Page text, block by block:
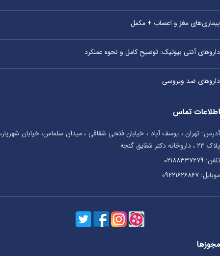
بیماری‌های مغز و اعصاب + مکمل
داروهای آنتی‌ بیوتیک: توضیح کامل و نحوه عملکرد
داروهای ضد ویروسی
اطلاعات تماس
آدرس: تهران ، یوسف آباد ، خیابان فتحی شقاقی ، میدان سلماس، خیابان شهریار،
پلاک ۲۳ ، داروخانه دکتر شقایق گنجه
تلفن: ۰۲۱۸۸۳۳۷۲۷۹
موبایل: ۰۹۲۲۱۶۲۶۸۶۷
مجوزها